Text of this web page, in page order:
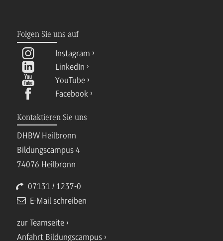
Folgen Sie uns auf
Instagram
LinkedIn
YouTube
Facebook
Kontaktieren Sie uns
DHBW Heilbronn
Bildungscampus 4
74076 Heilbronn
07131 / 1237-0
E-Mail schreiben
zur Teamseite
Anfahrt Bildungscampus